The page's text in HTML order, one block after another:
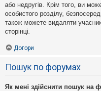
або недругів. Крім того, ви
особистого розділу,
також можете видаляти
сторінці.
Догори
Пошук по форумах
Як мені здійснити пошук на